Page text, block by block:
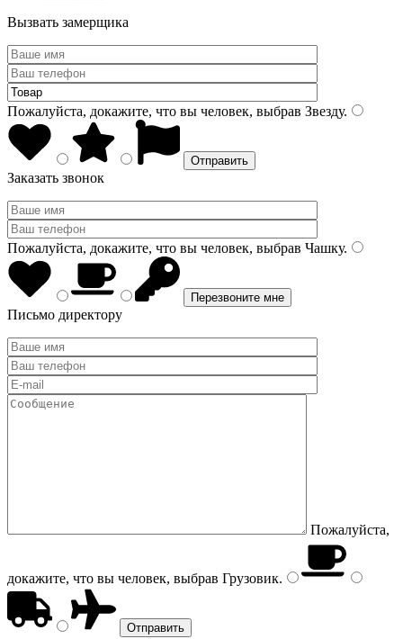
Вызвать замерщика
Пожалуйста, докажите, что вы человек, выбрав Звезду.
Заказать звонок
Пожалуйста, докажите, что вы человек, выбрав Чашку.
Письмо директору
Пожалуйста,
докажите, что вы человек, выбрав Грузовик.